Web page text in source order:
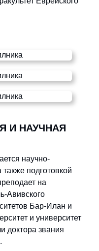
И НАУЧНАЯ
научно-
подготовкой
на
Авивского
Бар-Илан и
и университет
доктора звания